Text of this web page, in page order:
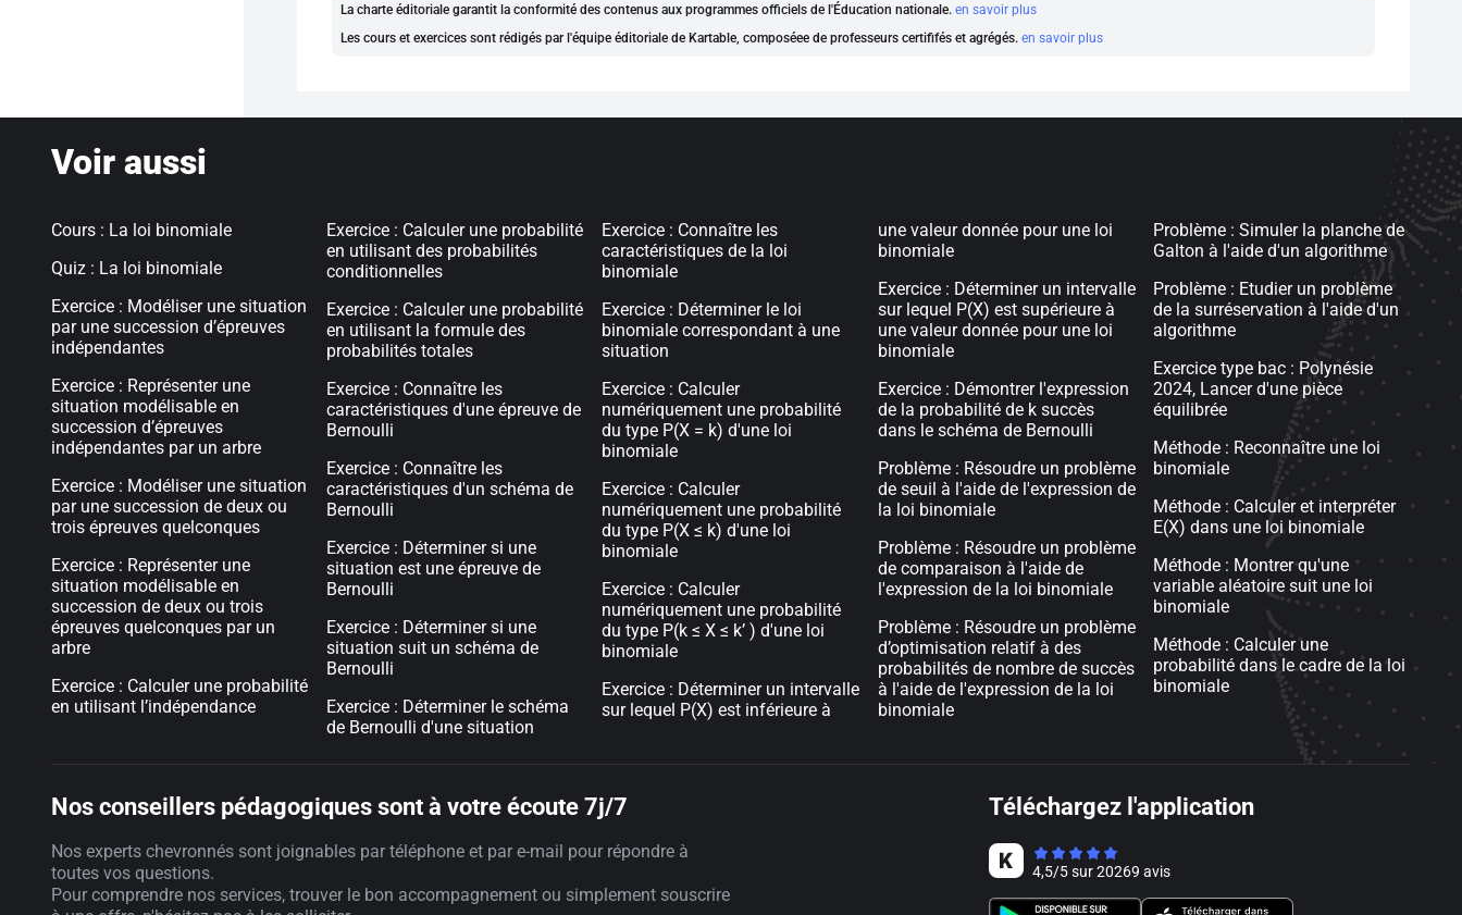
La charte éditoriale garantit la conformité des contenus aux programmes officiels de l'Éducation nationale. en savoir plus
Les cours et exercices sont rédigés par l'équipe éditoriale de Kartable, composéee de professeurs certififés et agrégés. en savoir plus
Voir aussi
Cours : La loi binomiale
Quiz : La loi binomiale
Exercice : Modéliser une situation
par une succession d’épreuves
indépendantes
Exercice : Représenter une
situation modélisable en
succession d’épreuves
indépendantes par un arbre
Exercice : Modéliser une situation
par une succession de deux ou
trois épreuves quelconques
Exercice : Représenter une
situation modélisable en
succession de deux ou trois
épreuves quelconques par un
arbre
Exercice : Calculer une probabilité
en utilisant l’indépendance
Exercice : Calculer une probabilité
en utilisant des probabilités
conditionnelles
Exercice : Calculer une probabilité
en utilisant la formule des
probabilités totales
Exercice : Connaître les
caractéristiques d'une épreuve de
Bernoulli
Exercice : Connaître les
caractéristiques d'un schéma de
Bernoulli
Exercice : Déterminer si une
situation est une épreuve de
Bernoulli
Exercice : Déterminer si une
situation suit un schéma de
Bernoulli
Exercice : Déterminer le schéma
de Bernoulli d'une situation
Exercice : Connaître les
caractéristiques de la loi
binomiale
Exercice : Déterminer le loi
binomiale correspondant à une
situation
Exercice : Calculer
numériquement une probabilité
du type P(X = k) d'une loi
binomiale
Exercice : Calculer
numériquement une probabilité
du type P(X ≤ k) d'une loi
binomiale
Exercice : Calculer
numériquement une probabilité
du type P(k ≤ X ≤ k’ ) d'une loi
binomiale
Exercice : Déterminer un intervalle
sur lequel P(X) est inférieure à
une valeur donnée pour une loi
binomiale
Exercice : Déterminer un intervalle
sur lequel P(X) est supérieure à
une valeur donnée pour une loi
binomiale
Exercice : Démontrer l'expression
de la probabilité de k succès
dans le schéma de Bernoulli
Problème : Résoudre un problème
de seuil à l'aide de l'expression de
la loi binomiale
Problème : Résoudre un problème
de comparaison à l'aide de
l'expression de la loi binomiale
Problème : Résoudre un problème
d’optimisation relatif à des
probabilités de nombre de succès
à l'aide de l'expression de la loi
binomiale
Problème : Simuler la planche de
Galton à l'aide d'un algorithme
Problème : Etudier un problème
de la surréservation à l'aide d'un
algorithme
Exercice type bac : Polynésie
2024, Lancer d'une pièce
équilibrée
Méthode : Reconnaître une loi
binomiale
Méthode : Calculer et interpréter
E(X) dans une loi binomiale
Méthode : Montrer qu'une
variable aléatoire suit une loi
binomiale
Méthode : Calculer une
probabilité dans le cadre de la loi
binomiale
Nos conseillers pédagogiques sont à votre écoute 7j/7
Nos experts chevronnés sont joignables par téléphone et par e-mail pour répondre à
toutes vos questions.
Pour comprendre nos services, trouver le bon accompagnement ou simplement souscrire
Téléchargez l'application
4,5/5sur20269 avis